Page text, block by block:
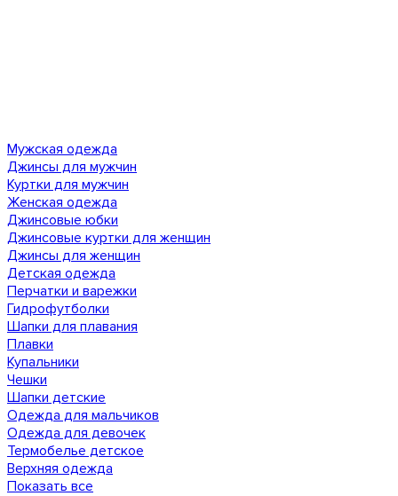
Мужская одежда
Джинсы для мужчин
Куртки для мужчин
Женская одежда
Джинсовые юбки
Джинсовые куртки для женщин
Джинсы для женщин
Детская одежда
Перчатки и варежки
Гидрофутболки
Шапки для плавания
Плавки
Купальники
Чешки
Шапки детские
Одежда для мальчиков
Одежда для девочек
Термобелье детское
Верхняя одежда
Показать все